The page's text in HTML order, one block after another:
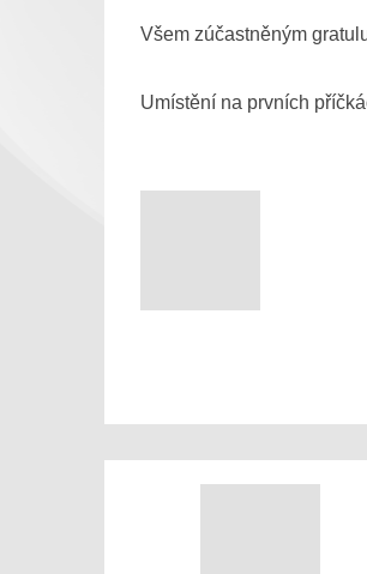
Všem zúčastněným
Umístění na prvních